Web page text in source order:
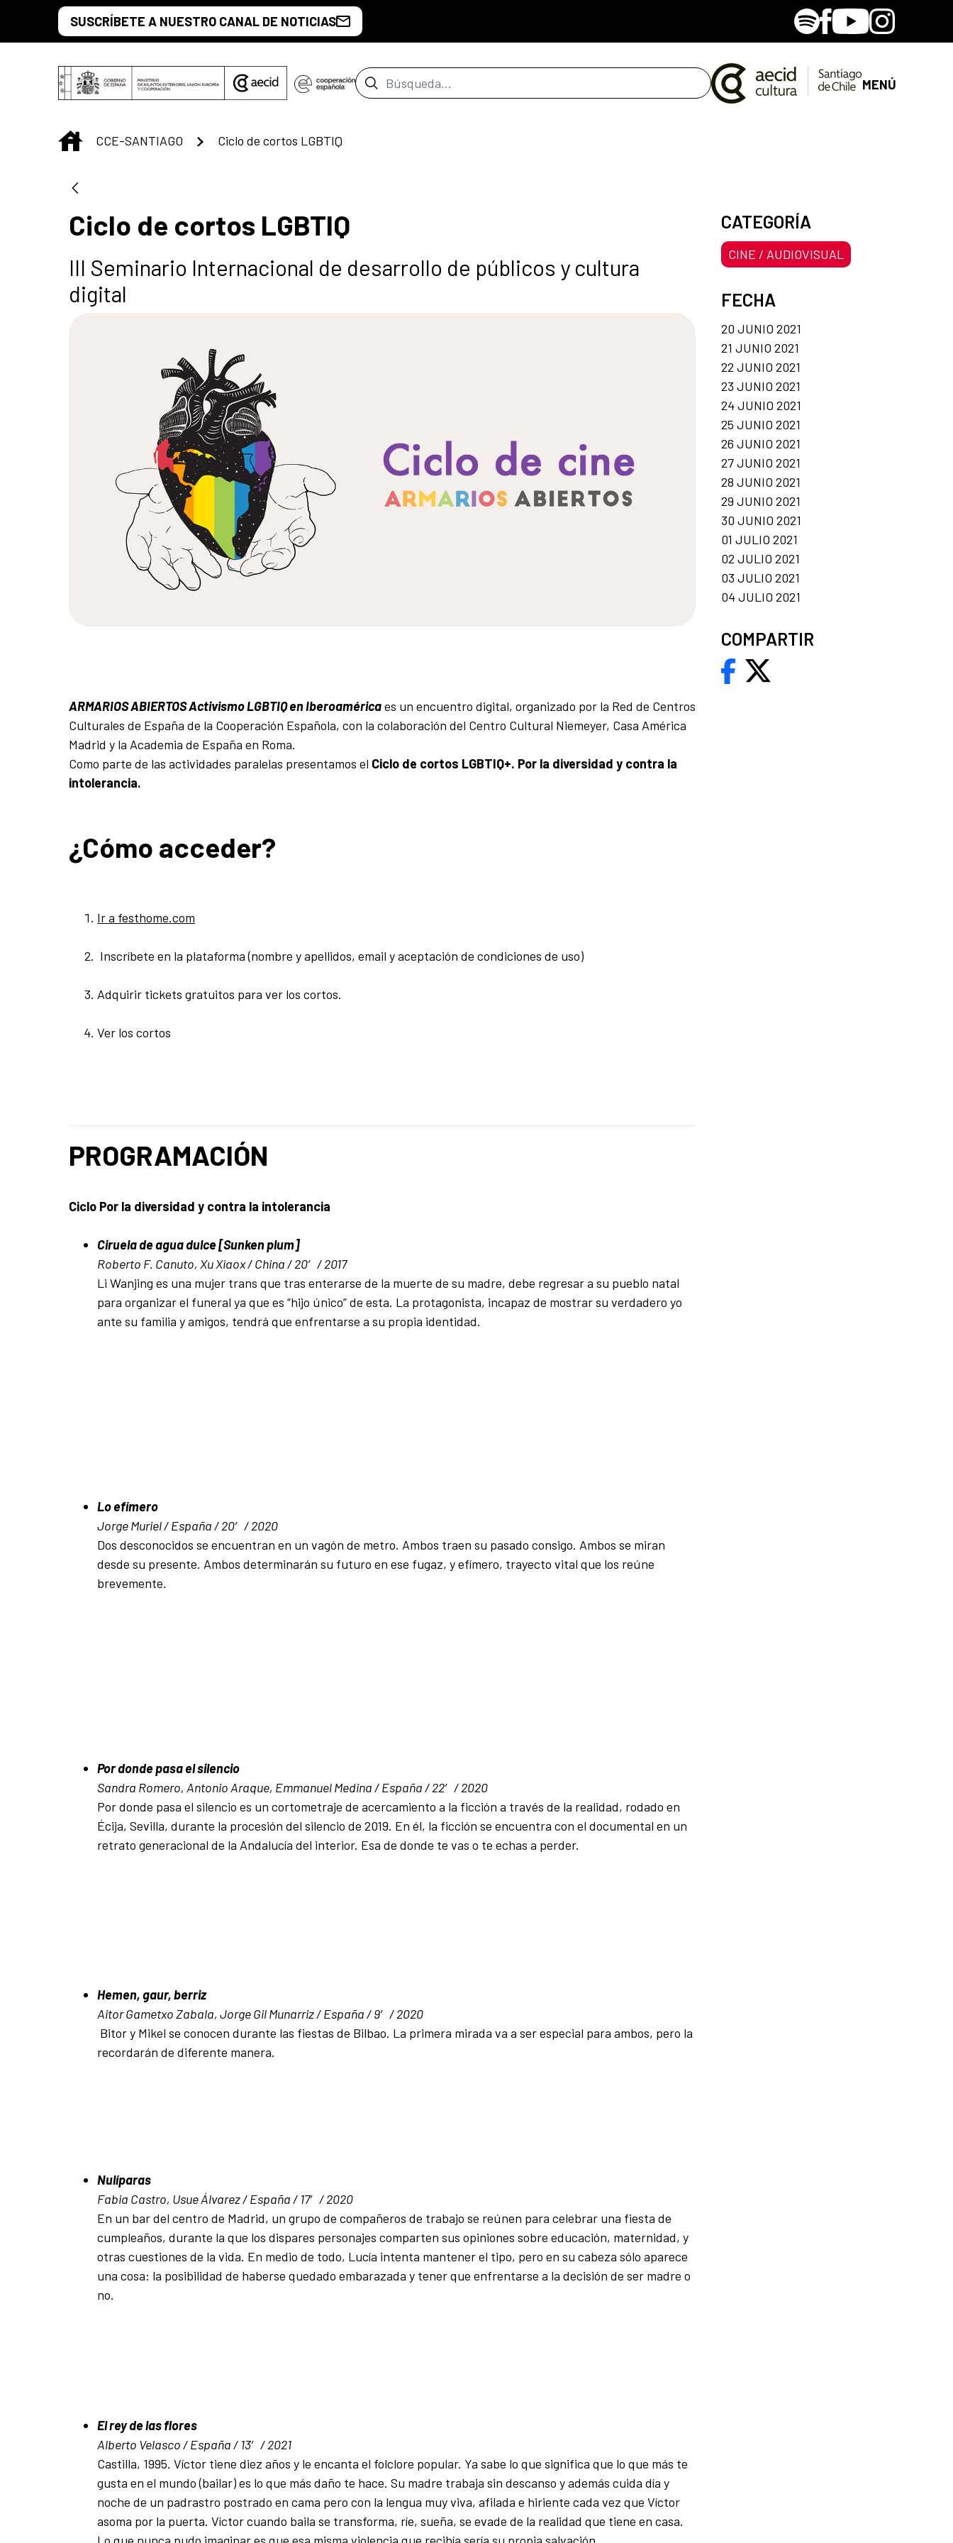
Saltar al contenido principal
SUSCRÍBETE A NUESTRO CANAL DE NOTICIAS SpotifyFacebook
YoutubeInstagram
Barra de búsqueda MENÚ
INICIO
CCE-SANTIAGO Ciclo de cortos LGBTIQ
Ciclo de cortos LGBTIQ
III Seminario Internacional de desarrollo de públicos y cultura
digital
ARMARIOS ABIERTOSActivismo LGBTIQ en Iberoaméricaes un encuentro digital, organizado por la Red de Centros
Culturales de España de la Cooperación Española, con la colaboración del Centro Cultural Niemeyer, Casa América
Madrid y la Academia de España en Roma.
Como parte de las actividades paralelas presentamos el Ciclo de cortos LGBTIQ+. Por la diversidad y contra la
intolerancia.
¿Cómo acceder?
Ir a festhome.com
Inscríbete en la plataforma (nombre y apellidos, email y aceptación de condiciones de uso)
Adquirir tickets gratuitos para ver los cortos.
Ver los cortos
PROGRAMACIÓN
Ciclo Por la diversidad y contra la intolerancia
Ciruela de agua dulce [Sunken plum]
Roberto F. Canuto, Xu Xiaox / China / 20′ / 2017
Li Wanjing es una mujer trans que tras enterarse de la muerte de su madre, debe regresar a su pueblo natal
para organizar el funeral ya que es “hijo único” de esta. La protagonista, incapaz de mostrar su verdadero yo
ante su familia y amigos, tendrá que enfrentarse a su propia identidad.
Lo efímero
Jorge Muriel / España / 20′ / 2020
Dos desconocidos se encuentran en un vagón de metro. Ambos traen su pasado consigo. Ambos se miran
desde su presente. Ambos determinarán su futuro en ese fugaz, y efímero, trayecto vital que los reúne
brevemente.
Por donde pasa el silencio
Sandra Romero, Antonio Araque, Emmanuel Medina / España / 22′ / 2020
Por donde pasa el silencio es un cortometraje de acercamiento a la ficción a través de la realidad, rodado en
Écija, Sevilla, durante la procesión del silencio de 2019. En él, la ficción se encuentra con el documental en un
retrato generacional de la Andalucía del interior. Esa de donde te vas o te echas a perder.
Hemen, gaur, berriz
Aitor Gametxo Zabala, Jorge Gil Munarriz / España / 9′ / 2020
Bitor y Mikel se conocen durante las fiestas de Bilbao. La primera mirada va a ser especial para ambos, pero la
recordarán de diferente manera.
Nulíparas
Fabia Castro, Usue Álvarez / España / 17′ / 2020
En un bar del centro de Madrid, un grupo de compañeros de trabajo se reúnen para celebrar una fiesta de
cumpleaños, durante la que los dispares personajes comparten sus opiniones sobre educación, maternidad, y
otras cuestiones de la vida. En medio de todo, Lucía intenta mantener el tipo, pero en su cabeza sólo aparece
una cosa: la posibilidad de haberse quedado embarazada y tener que enfrentarse a la decisión de ser madre o
no.
El rey de las flores
Alberto Velasco / España / 13′ / 2021
Castilla, 1995. Víctor tiene diez años y le encanta el folclore popular. Ya sabe lo que significa que lo que más te
gusta en el mundo (bailar) es lo que más daño te hace. Su madre trabaja sin descanso y además cuida día y
noche de un padrastro postrado en cama pero con la lengua muy viva, afilada e hiriente cada vez que Víctor
asoma por la puerta. Víctor cuando baila se transforma, ríe, sueña, se evade de la realidad que tiene en casa.
CATEGORÍA
CINE / AUDIOVISUAL
FECHA
20 JUNIO 2021
21 JUNIO 2021
22 JUNIO 2021
23 JUNIO 2021
24 JUNIO 2021
25 JUNIO 2021
26 JUNIO 2021
27 JUNIO 2021
28 JUNIO 2021
29 JUNIO 2021
30 JUNIO 2021
01 JULIO 2021
02 JULIO 2021
03 JULIO 2021
04 JULIO 2021
COMPARTIR